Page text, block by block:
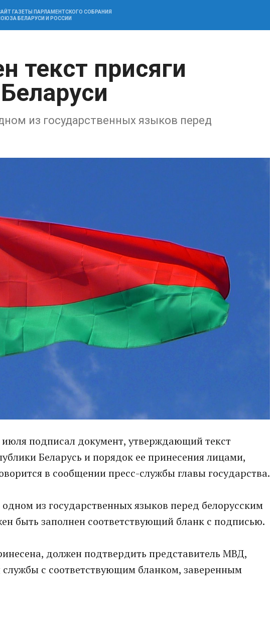
ГАЗЕТЫ ПАРЛАМЕНТСКОГО СОБРАНИЯ
БЕЛАРУСИ И РОССИИ
текст присяги
из государственных языков перед
подписал документ, утверждающий текст
Беларусь и порядок ее принесения лицами,
в сообщении пресс-службы главы государства.
из государственных языков перед белорусским
быть заполнен соответствующий бланк с подписью.
должен подтвердить представитель МВД,
с соответствующим бланком, заверенным